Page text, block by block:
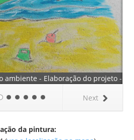
ambiente - Elaboração do projeto -
Next
da pintura: